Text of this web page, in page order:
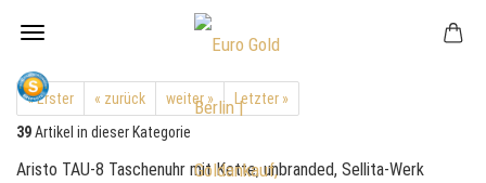
« Erster « zurück weiter »
Letzter »
39Artikel in dieser Kategorie
Aristo TAU-8 Taschenuhr mit Kette, unbranded, Sellita-Werk